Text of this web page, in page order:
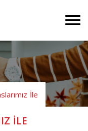
İle
İLE